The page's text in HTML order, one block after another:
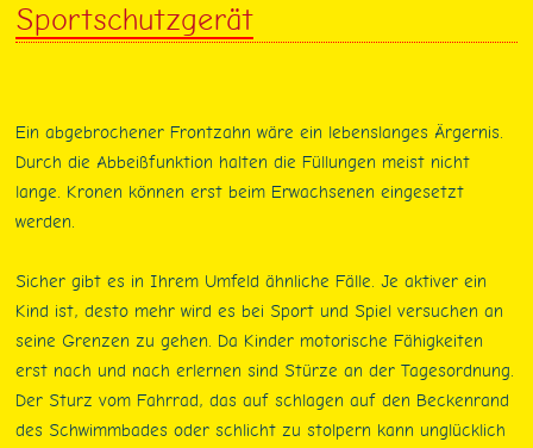
Sportschutzgerät
Ein abgebrochener Frontzahn wäre ein lebenslanges Ärgernis.
Durch die Abbeißfunktion halten die Füllungen meist nicht
lange. Kronen können erst beim Erwachsenen eingesetzt
werden.
Sicher gibt es in Ihrem Umfeld ähnliche Fälle. Je aktiver ein
Kind ist, desto mehr wird es bei Sport und Spiel versuchen an
seine Grenzen zu gehen. Da Kinder motorische Fähigkeiten
erst nach und nach erlernen sind Stürze an der Tagesordnung.
Der Sturz vom Fahrrad, das auf schlagen auf den Beckenrand
des Schwimmbades oder schlicht zu stolpern kann unglücklich